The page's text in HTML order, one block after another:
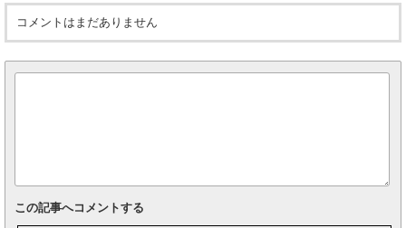
コメントはまだありません
この記事へコメントする